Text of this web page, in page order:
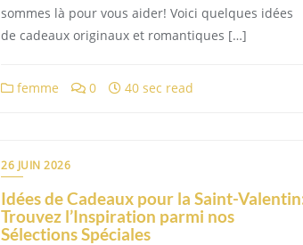
sommes là pour vous aider! Voici quelques idées
de cadeaux originaux et romantiques […]
femme 0 40 sec read
26 JUIN 2026
Idées de Cadeaux pour la Saint-
Trouvez l’Inspiration parmi nos
Sélections Spéciales